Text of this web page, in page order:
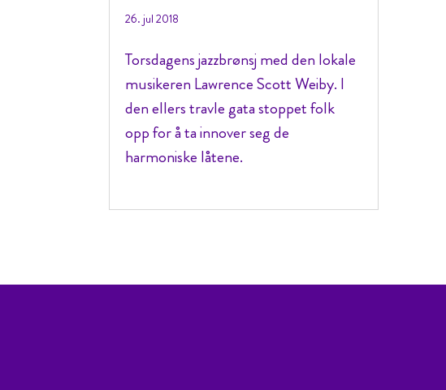
26. jul 2018
Torsdagens jazzbrønsj med den lokale
musikeren Lawrence Scott Weiby. I
den ellers travle gata stoppet folk
opp for å ta innover seg de
harmoniske låtene.